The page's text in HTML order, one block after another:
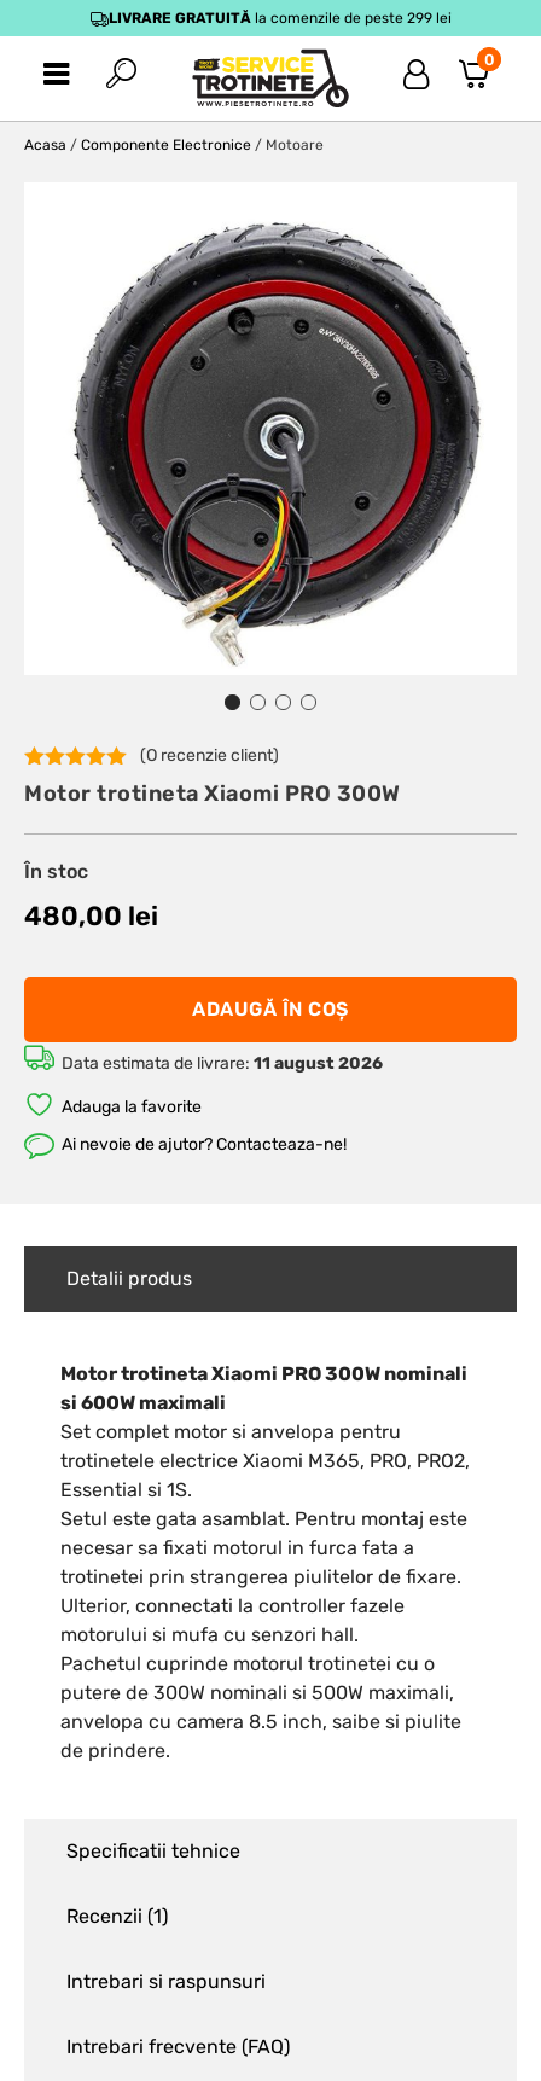
LIVRARE GRATUITĂla comenzile de peste 299 lei
0
Acasa / Componente Electronice / Motoare
Evaluat la
5.00din 5
singure
evaluări
(O recenzie client)
Motor trotineta Xiaomi PRO 300W
În stoc
480,00 lei
ADAUGĂ ÎN COȘ
Data estimata de livrare: 11 august 2026
Adauga la favorite
Ai nevoie de ajutor? Contacteaza-ne!
Detalii produs
Specificatii tehnice
Recenzii (1)
Intrebari si raspunsuri
Intrebari frecvente (FAQ)
Motor trotineta Xiaomi PRO 300W nominali
si 600W maximali
Set complet motor si anvelopa pentru
trotinetele electrice Xiaomi M365, PRO, PRO2,
Essential si 1S.
Setul este gata asamblat. Pentru montaj este
necesar sa fixati motorul in furca fata a
trotinetei prin strangerea piulitelor de fixare.
Ulterior, connectati la controller fazele
motorului si mufa cu senzori hall.
Pachetul cuprinde motorul trotinetei cu o
putere de 300W nominali si 500W maximali,
anvelopa cu camera 8.5 inch, saibe si piulite
de prindere.